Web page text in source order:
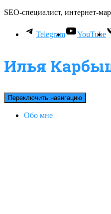
SEO-специалист, интернет-
Telegram YouTube
Илья
Переключить навигацию
Обо мне